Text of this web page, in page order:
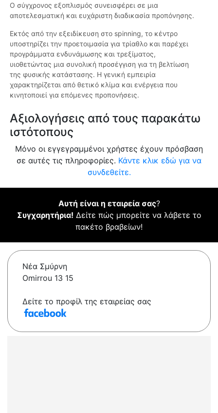
Ο σύγχρονος εξοπλισμός συνεισφέρει σε μια
αποτελεσματική και ευχάριστη διαδικασία προπόνησης.
Εκτός από την εξειδίκευση στο spinning, το κέντρο
υποστηρίζει την προετοιμασία για τρίαθλο και παρέχει
προγράμματα ενδυνάμωσης και τρεξίματος,
υιοθετώντας μια συνολική προσέγγιση για τη βελτίωση
της φυσικής κατάστασης. Η γενική εμπειρία
χαρακτηρίζεται από θετικό κλίμα και ενέργεια που
κινητοποιεί για επόμενες προπονήσεις.
Αξιολογήσεις από τους παρακάτω
ιστότοπους
Μόνο οι εγγεγραμμένοι χρήστες έχουν πρόσβαση
σε αυτές τις πληροφορίες. Κάντε κλικ εδώ για να
συνδεθείτε.
Αυτή είναι η εταιρεία σας?
Συγχαρητήρια! Δείτε πώς μπορείτε να λάβετε το
πακέτο βραβείων!
Νέα Σμύρνη
Omirrou 13 15
Δείτε το προφίλ της εταιρείας σας